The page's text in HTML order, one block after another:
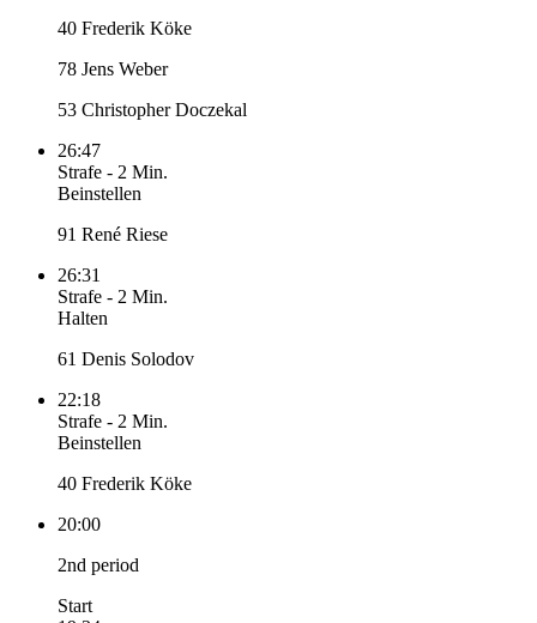
40 Frederik Köke
78 Jens Weber
53 Christopher Doczekal
26:47
Strafe - 2 Min.
Beinstellen
91 René Riese
26:31
Strafe - 2 Min.
Halten
61 Denis Solodov
22:18
Strafe - 2 Min.
Beinstellen
40 Frederik Köke
20:00
2nd period
Start